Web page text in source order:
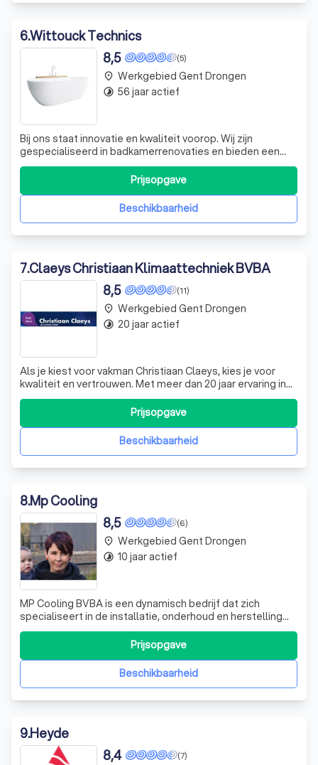
6.Wittouck Technics
(5)
8,5
Bij ons staat innovatie en kwaliteit voorop. Wij zijn
gespecialiseerd in badkamerrenovaties en bieden een
persoonlijke service aan. Ons team van experts staat klaar
om uw badkamer te transformeren volgens uw wensen en
behoeften. We bieden ook 3D-ontwerpen aan, zodat u
een duidelijk beeld krijgt vanBeschikbaarheid
Prijsopgave
place Werkgebied Gent Drongen
timelapse 56 jaar actief
7.Claeys Christiaan Klimaattechniek BVBA
(11)
8,5
Als je kiest voor vakman Christiaan Claeys, kies je voor
kwaliteit en vertrouwen. Met meer dan 20 jaar ervaring in
de branche, begeleidt Christiaan je bij het realiseren van je
droomproject, of het nu gaat om een badkamerrenovatie,
het optimaliseren van je energiefactuur of het creëren van
een comfo
Beschikbaarheid
Prijsopgave
place Werkgebied Gent Drongen
timelapse 20 jaar actief
8.Mp Cooling
(6)
8,5
MP Cooling BVBA is een dynamisch bedrijf dat zich
specialiseert in de installatie, onderhoud en herstelling
van koel- en vriescellen, horecatoestellen,
warmtepompen en airconditioning. Wij onderscheiden ons
door onze aandacht voor detail, afwerking en netheid, en
garanderen een perfecte afwerking va
Beschikbaarheid
Prijsopgave
place Werkgebied Gent Drongen
timelapse 10 jaar actief
9.Heyde
(7)
8,4